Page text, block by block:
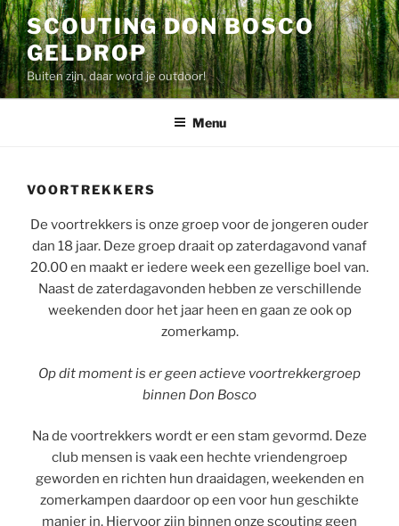
Ga
naar
de
inhoud
SCOUTING DON BOSCO
GELDROP
Buiten zijn, daar word je outdoor!
Menu
VOORTREKKERS
De voortrekkers is onze groep voor de jongeren ouder
dan 18 jaar. Deze groep draait op zaterdagavond vanaf
20.00 en maakt er iedere week een gezellige boel van.
Naast de zaterdagavonden hebben ze verschillende
weekenden door het jaar heen en gaan ze ook op
zomerkamp.
Op dit moment is er geen actieve voortrekkergroep
binnen Don Bosco
Na de voortrekkers wordt er een stam gevormd. Deze
club mensen is vaak een hechte vriendengroep
geworden en richten hun draaidagen, weekenden en
zomerkampen daardoor op een voor hun geschikte
manier in. Hiervoor zijn binnen onze scouting geen